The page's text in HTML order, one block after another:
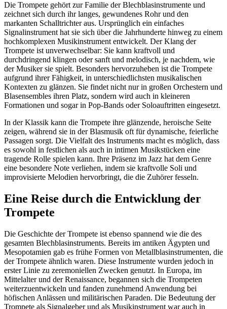
Die Trompete gehört zur Familie der Blechblasinstrumente und
zeichnet sich durch ihr langes, gewundenes Rohr und den
markanten Schalltrichter aus. Ursprünglich ein einfaches
Signalinstrument hat sie sich über die Jahrhunderte hinweg zu einem
hochkomplexen Musikinstrument entwickelt. Der Klang der
Trompete ist unverwechselbar: Sie kann kraftvoll und
durchdringend klingen oder sanft und melodisch, je nachdem, wie
der Musiker sie spielt. Besonders hervorzuheben ist die Trompete
aufgrund ihrer Fähigkeit, in unterschiedlichsten musikalischen
Kontexten zu glänzen. Sie findet nicht nur in großen Orchestern und
Blasensembles ihren Platz, sondern wird auch in kleineren
Formationen und sogar in Pop-Bands oder Soloauftritten eingesetzt.
In der Klassik kann die Trompete ihre glänzende, heroische Seite
zeigen, während sie in der Blasmusik oft für dynamische, feierliche
Passagen sorgt. Die Vielfalt des Instruments macht es möglich, dass
es sowohl in festlichen als auch in intimen Musikstücken eine
tragende Rolle spielen kann. Ihre Präsenz im Jazz hat dem Genre
eine besondere Note verliehen, indem sie kraftvolle Soli und
improvisierte Melodien hervorbringt, die die Zuhörer fesseln.
Eine Reise durch die Entwicklung der
Trompete
Die Geschichte der Trompete ist ebenso spannend wie die des
gesamten Blechblasinstruments. Bereits im antiken Ägypten und
Mesopotamien gab es frühe Formen von Metallblasinstrumenten, die
der Trompete ähnlich waren. Diese Instrumente wurden jedoch in
erster Linie zu zeremoniellen Zwecken genutzt. In Europa, im
Mittelalter und der Renaissance, begannen sich die Trompeten
weiterzuentwickeln und fanden zunehmend Anwendung bei
höfischen Anlässen und militärischen Paraden. Die Bedeutung der
Trompete als Signalgeber und als Musikinstrument war auch in